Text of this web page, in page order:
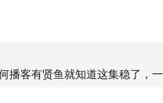
播客有贤鱼就知道这集稳了，